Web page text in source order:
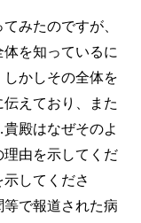
みたのですが、
を知っているに
かしその全体を
えており、また
殿はなぜそのよ
理由を示してくだ
してくださ
で報道された病